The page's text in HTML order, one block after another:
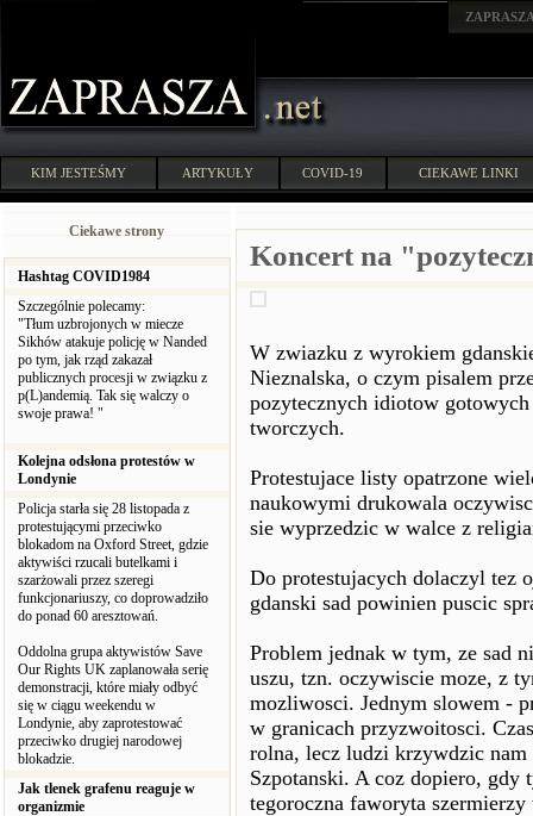
KIM JESTEŚMY ARTYKUŁY COVID-19 CIEKAWE LINKI
Ciekawe strony
Hashtag COVID1984
Szczególnie polecamy:
"Tłum uzbrojonych w miecze
Sikhów atakuje policję w Nanded
po tym, jak rząd zakazał
publicznych procesji w związku z
p(L)andemią. Tak się walczy o
swoje prawa! "
Kolejna odsłona protestów w
Londynie
Policja starła się 28 listopada z
protestującymi przeciwko
blokadom na Oxford Street, gdzie
aktywiści rzucali butelkami i
szarżowali przez szeregi
funkcjonariuszy, co doprowadziło
do ponad 60 aresztowań.
Oddolna grupa aktywistów Save
Our Rights UK zaplanowała serię
demonstracji, które miały odbyć
się w ciągu weekendu w
Londynie, aby zaprotestować
przeciwko drugiej narodowej
blokadzie.
Jak tlenek grafenu reaguje w
organizmie
Koncert na
W zwiazku z wyrokiem
Nieznalska, o czym pisalem
pozytecznych idiotow
tworczych.
Protestujace listy opatrzone
naukowymi drukowala
sie wyprzedzic w walce z
Do protestujacych dolaczyl tez
gdanski sad powinien puscic
Problem jednak w tym, ze sad
uszu, tzn. oczywiscie moze, z
mozliwosci. Jednym slowem -
w granicach przyzwoitosci.
rolna, lecz ludzi krzywdzic nam
Szpotanski. A coz dopiero,
tegoroczna faworyta